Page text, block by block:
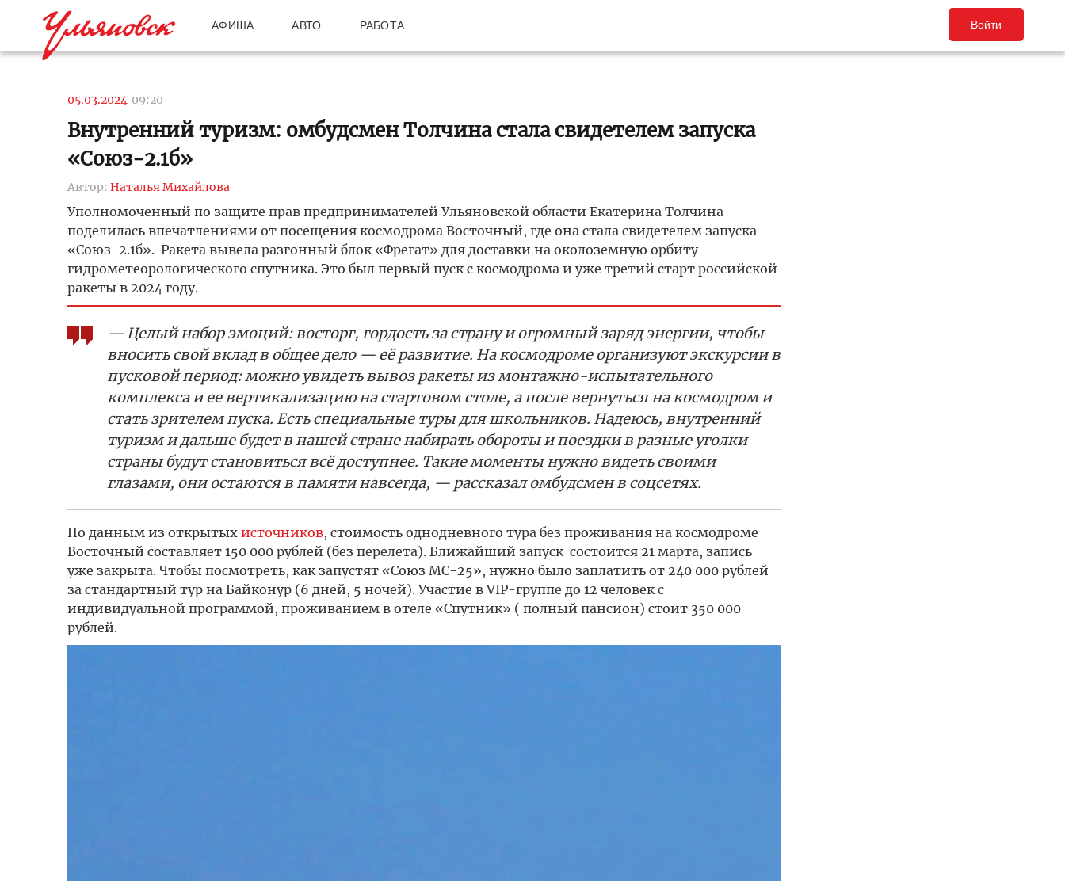
АФИША АВТО РАБОТА Войти
05.03.2024 09:20
Внутренний туризм: омбудсмен Толчина стала свидетелем запуска
«Союз-2.1б»
Автор: Наталья Михайлова
Уполномоченный по защите прав предпринимателей Ульяновской области Екатерина Толчина
поделилась впечатлениями от посещения космодрома Восточный, где она стала свидетелем запуска
«Союз-2.1б». Ракета вывела разгонный блок «Фрегат» для доставки на околоземную орбиту
гидрометеорологического спутника. Это был первый пуск с космодрома и уже третий старт российской
ракеты в 2024 году.
— Целый набор эмоций: восторг, гордость за страну и огромный заряд энергии, чтобы
вносить свой вклад в общее дело — её развитие. На космодроме организуют экскурсии в
пусковой период: можно увидеть вывоз ракеты из монтажно-испытательного
комплекса и ее вертикализацию на стартовом столе, а после вернуться на космодром и
стать зрителем пуска. Есть специальные туры для школьников. Надеюсь, внутренний
туризм и дальше будет в нашей стране набирать обороты и поездки в разные уголки
страны будут становиться всё доступнее. Такие моменты нужно видеть своими
глазами, они остаются в памяти навсегда, — рассказал омбудсмен в соцсетях.
По данным из открытых источников, стоимость однодневного тура без проживания на космодроме
Восточный составляет 150 000 рублей (без перелета). Ближайший запуск состоится 21 марта, запись
уже закрыта. Чтобы посмотреть, как запустят «Союз МС-25», нужно было заплатить от 240 000 рублей
за стандартный тур на Байконур (6 дней, 5 ночей). Участие в VIP-группе до 12 человек с
индивидуальной программой, проживанием в отеле «Спутник» ( полный пансион) стоит 350 000
рублей.